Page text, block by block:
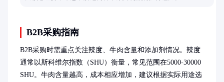
B2B采购指南
B2B采购时需重点关注辣度、牛肉含量和添加剂情况。辣度
通常以斯科维尔指数（SHU）衡量，常见范围在5000-30000
SHU。牛肉含量越高，成本相应增加，建议根据实际用途选